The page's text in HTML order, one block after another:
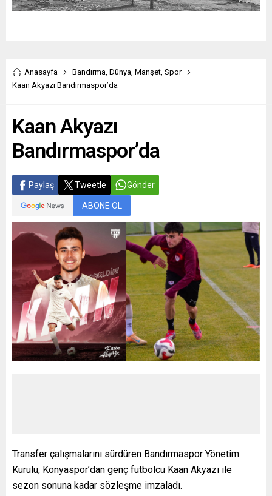
Anasayfa Bandırma, Dünya, Manşet, Spor
Kaan Akyazı Bandırmaspor’da
Kaan Akyazı
Bandırmaspor’da
Paylaş Tweetle Gönder
ABONE OL
Transfer çalışmalarını sürdüren Bandırmaspor Yönetim
Kurulu, Konyaspor’dan genç futbolcu Kaan Akyazı ile
sezon sonuna kadar sözleşme imzaladı.